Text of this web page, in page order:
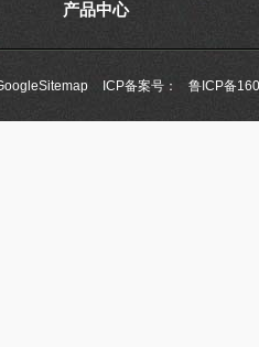
产品中心
ICP备案号： 鲁ICP备